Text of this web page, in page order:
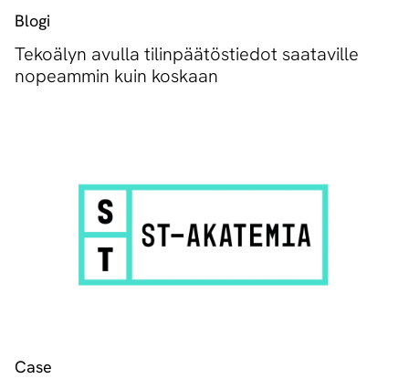
Blogi
Tekoälyn avulla tilinpäätöstiedot saataville
nopeammin kuin koskaan
Case